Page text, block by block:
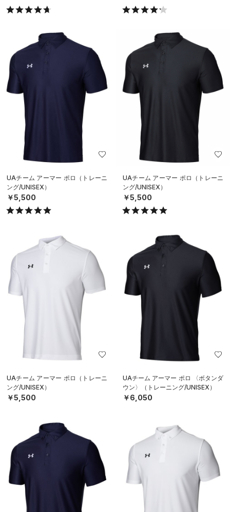
UAチーム アーマー ポロ（トレーニ
ング/UNISEX）
￥5,500
UAチーム アーマー ポロ（トレーニ
ング/UNISEX）
￥5,500
UAチーム アーマー ポロ（トレーニ
ング/UNISEX）
￥5,500
UAチーム アーマー ポロ 〈ボタンダ
ウン〉（トレーニング/UNISEX）
￥6,050